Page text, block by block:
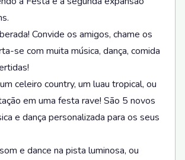
Convide os amigos, chame os
se com muita música, dança, comida
celeiro country, um luau tropical, ou
em uma festa rave! São 5 novos
e dança personalizada para os seus
e dance na pista luminosa, ou